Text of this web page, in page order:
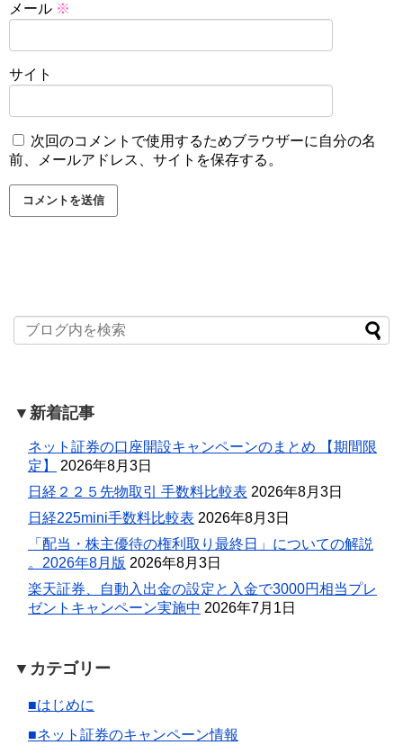
メール ※
サイト
次回のコメントで使用するためブラウザーに自分の名
前、メールアドレス、サイトを保存する。
▼新着記事
ネット証券の口座開設キャンペーンのまとめ 【期間限
定】
2026年8月3日
日経２２５先物取引 手数料比較表 2026年8月3日
日経225mini手数料比較表 2026年8月3日
「配当・株主優待の権利取り最終日」についての解説
。2026年8月版 2026年8月3日
楽天証券、自動入出金の設定と入金で3000円相当プレ
ゼントキャンペーン実施中 2026年7月1日
▼カテゴリー
■はじめに
■ネット証券のキャンペーン情報